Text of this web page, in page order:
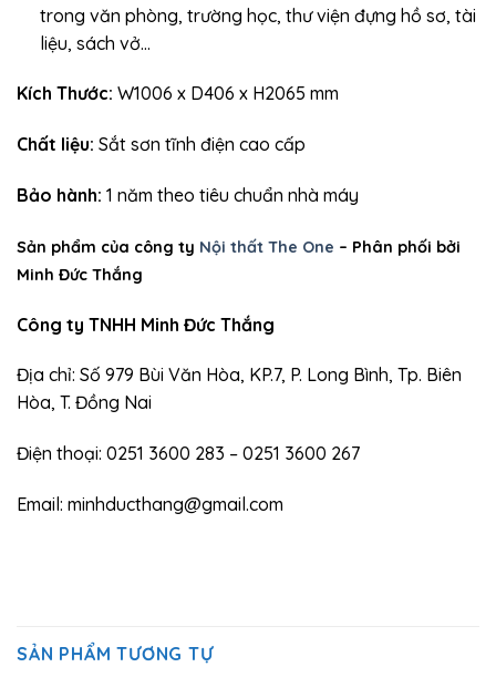
trong văn phòng, trường học, thư viện đựng hồ sơ, tài
liệu, sách vở…
Kích Thước: W1006 x D406 x H2065 mm
Chất liệu: Sắt sơn tĩnh điện cao cấp
Bảo hành: 1 năm theo tiêu chuẩn nhà máy
Sản phẩm của công ty Nội thất The One – Phân phối bởi
Minh Đức Thắng
Công ty TNHH Minh Đức Thắng
Địa chỉ: Số 979 Bùi Văn Hòa, KP.7, P. Long Bình, Tp. Biên
Hòa, T. Đồng Nai
Điện thoại: 0251 3600 283 – 0251 3600 267
Email: minhducthang@gmail.com
SẢN PHẨM TƯƠNG TỰ